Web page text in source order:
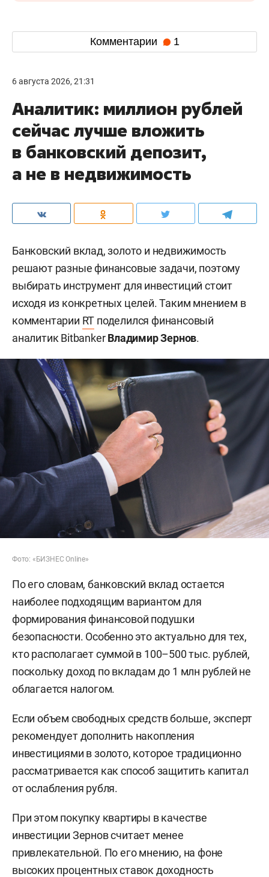
Комментарии 1
6 августа 2026, 21:31
Аналитик: миллион рублей
сейчас лучше вложить
в банковский депозит,
а не в недвижимость
Банковский вклад, золото и недвижимость
решают разные финансовые задачи, поэтому
выбирать инструмент для инвестиций стоит
исходя из конкретных целей. Таким мнением в
комментарии RT поделился финансовый
аналитик BitbankerВладимир Зернов.
Фото: «БИЗНЕС Online»
По его словам, банковский вклад остается
наиболее подходящим вариантом для
формирования финансовой подушки
безопасности. Особенно это актуально для тех,
кто располагает суммой в 100–500 тыс. рублей,
поскольку доход по вкладам до 1 млн рублей не
облагается налогом.
Если объем свободных средств больше, эксперт
рекомендует дополнить накопления
инвестициями в золото, которое традиционно
рассматривается как способ защитить капитал
от ослабления рубля.
При этом покупку квартиры в качестве
инвестиции Зернов считает менее
привлекательной. По его мнению, на фоне
высоких процентных ставок доходность